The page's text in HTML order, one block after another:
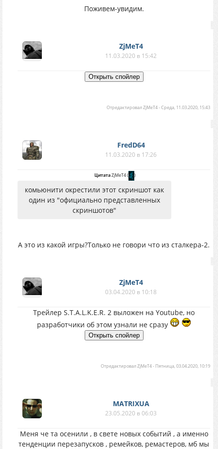
Поживем-увидим.
ZjMeT4
11.03.2020 в 15:42
ОтредактировалZjMeT4-Среда, 11.03.2020, 15:43
FredD64
11.03.2020 в 17:26
ЦитатаZjMeT4( )
комьюнити окрестили этот скриншот как
один из "официально представленных
скриншотов"
А это из какой игры?Только не говори что из сталкера-2.
ZjMeT4
03.04.2020 в 10:18
Трейлер S.T.A.L.K.E.R. 2 выложен на Youtube, но
разработчики об этом узнали не сразу
ОтредактировалZjMeT4- Пятница, 03.04.2020, 10:19
MATRIXUA
23.05.2020 в 06:03
Меня че та осенили , в свете новых событий , а именно
тенденции перезапусков , ремейков, ремастеров, мб мы